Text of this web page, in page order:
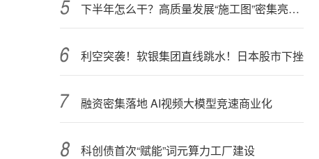
下半年怎么干？高质量发展“施工图”密集亮相 聚焦主业提质增效 国资央企向AI要动能
利空突袭！软银集团直线跳水！日本股市下挫
融资密集落地 AI视频大模型竞速商业化
科创债首次“赋能”词元算力工厂建设